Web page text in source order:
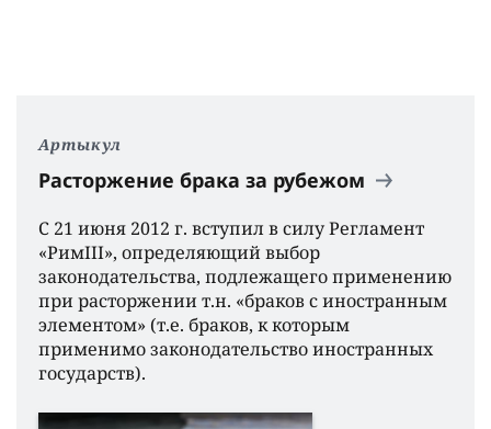
Артыкул
Расторжение брака за рубежом
С 21 июня 2012 г. вступил в силу Регламент
«РимIII», определяющий выбор
законодательства, подлежащего применению
при расторжении т.н. «браков с иностранным
элементом» (т.е. браков, к которым
применимо законодательство иностранных
государств).